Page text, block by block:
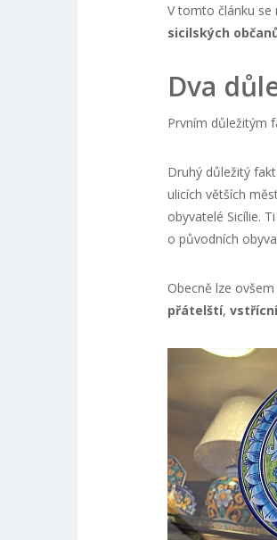
V tomto článku
sicilských
Dva
Prvním důležitým
Druhý důležitý
ulicích větších
obyvatelé Sicílie.
o původních
Obecně lze
přátelští,